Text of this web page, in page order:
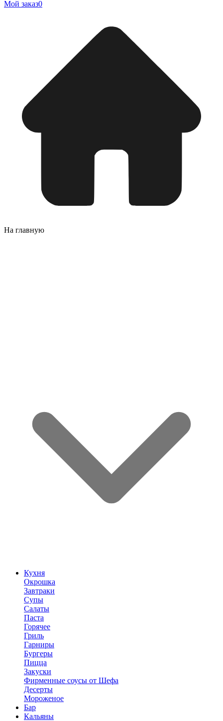
Мой заказ0
На главную
Кухня
Окрошка
Завтраки
Супы
Салаты
Паста
Горячее
Гриль
Гарниры
Бургеры
Пицца
Закуски
Фирменные соусы от Шефа
Десерты
Мороженое
Бар
Кальяны